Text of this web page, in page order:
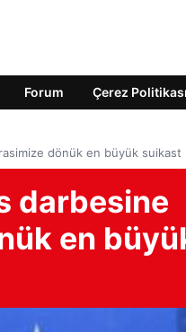
Forum Çerez Politikası
dönük en büyük suikast
darbesine
en